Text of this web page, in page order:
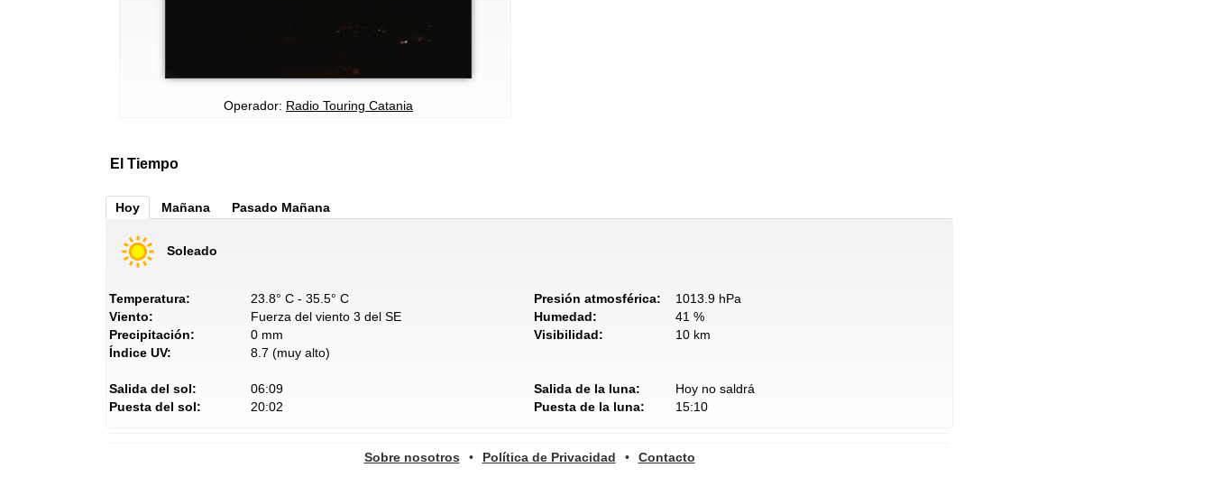
Operador: Radio Touring Catania
El Tiempo
Hoy Mañana Pasado Mañana
Soleado
Temperatura:
23.8° C - 35.5° C
Viento:
Fuerza del viento 3 del SE
Precipitación:
0 mm
Índice UV:
8.7 (muy alto)
Presión atmosférica:
1013.9 hPa
Humedad:
41 %
Visibilidad:
10 km
Salida del sol:
06:09
Puesta del sol:
20:02
Salida de la luna:
Hoy no saldrá
Puesta de la luna:
15:10
Sobre nosotros • Política de Privacidad •
Contacto